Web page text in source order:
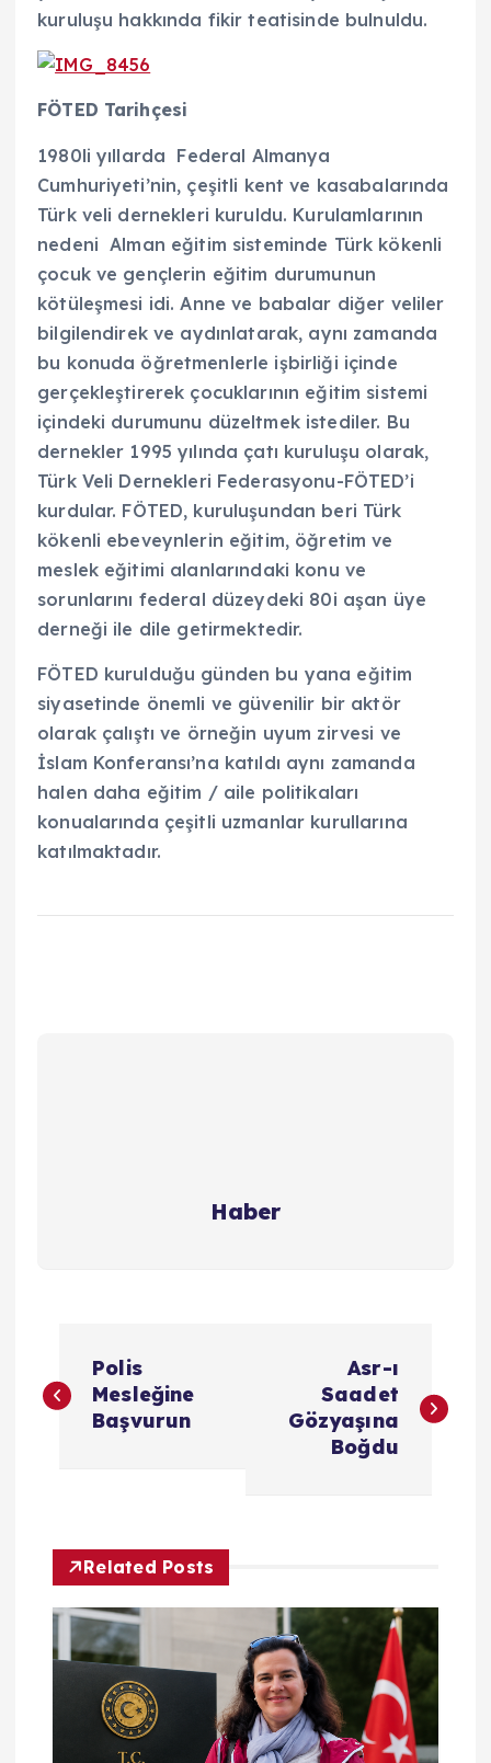
kuruluşu hakkında fikir teatisinde bulnuldu.
FÖTED Tarihçesi
1980li yıllarda Federal Almanya
Cumhuriyeti’nin, çeşitli kent ve kasabalarında
Türk veli dernekleri kuruldu. Kurulamlarının
nedeni Alman eğitim sisteminde Türk kökenli
çocuk ve gençlerin eğitim durumunun
kötüleşmesi idi. Anne ve babalar diğer veliler
bilgilendirek ve aydınlatarak, aynı zamanda
bu konuda öğretmenlerle işbirliği içinde
gerçekleştirerek çocuklarının eğitim sistemi
içindeki durumunu düzeltmek istediler. Bu
dernekler 1995 yılında çatı kuruluşu olarak,
Türk Veli Dernekleri Federasyonu-FÖTED’i
kurdular. FÖTED, kuruluşundan beri Türk
kökenli ebeveynlerin eğitim, öğretim ve
meslek eğitimi alanlarındaki konu ve
sorunlarını federal düzeydeki 80i aşan üye
derneği ile dile getirmektedir.
FÖTED kurulduğu günden bu yana eğitim
siyasetinde önemli ve güvenilir bir aktör
olarak çalıştı ve örneğin uyum zirvesi ve
İslam Konferansı’na katıldı aynı zamanda
halen daha eğitim / aile politikaları
konualarında çeşitli uzmanlar kurullarına
katılmaktadır.
Haber
a
g
e
z
Polis
Mesleğine
Başvurun
Asr-ı
Saadet
Gözyaşına
Boğdu
Related Posts